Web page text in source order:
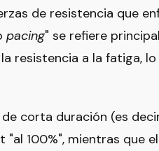
de resistencia que
pacing" se refiere
resistencia a la fatiga,
corta duración (es
100%", mientras que